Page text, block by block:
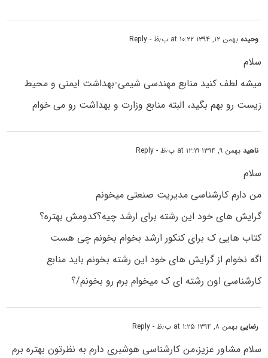
وحیده بهمن ۱۲, ۱۳۹۴ at ۱۰:۲۲ ب٫ظ - Reply
سلام
میشه لطف کنید منابع مهندسی شیمی-بهداشت ایمنی و محیط
زیست رو بهم بگید، البته منابع وزارت و بهداشت رو می خوام
ناهیدبهمن ۹, ۱۳۹۴ at ۱۲:۱۹ ب٫ظ - Reply
سلام
من دارم کارشناسی مدیریت صنعتی میخونم
گرایش های خود این رشته برای ارشد چیه؟کدومش بهتره؟
کتاب هایی ک برای کنکور ارشد بخوام بخونم چی هست
اگه نخوام از گرایش های خود این رشته بخونم باید منابع
کارشناسی اون رشته ای ک میخوام برم رو بخونم/؟
رضایی بهمن ۸, ۱۳۹۴ at ۱:۲۵ ب٫ظ - Reply
سلام مشاور عزیز،من کارشناسی هوشبری دارم به نظرتون بهتره برم